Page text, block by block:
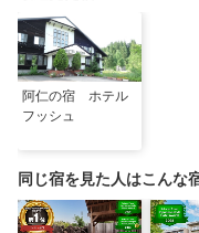
阿仁の宿 ホテル
フッシュ
同じ宿を見た人はこんな